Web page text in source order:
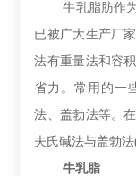
牛乳脂肪作
已被广大生产厂
法有重量法和容
省力 。常用的一
法、 盖勃法等。
夫氏碱法与盖勃法
牛乳脂